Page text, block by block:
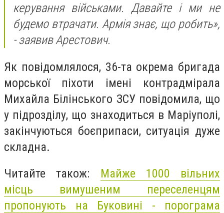
керування військами. Давайте і ми не
будемо втрачати. Армія знає, що робить»,
- заявив Арестович.
Як повідомлялося, 36-та окрема бригада
морської піхоти імені контрадмірала
Михайла Білінського ЗСУ повідомила, що
у підрозділу, що знаходиться в Маріуполі,
закінчуються боєприпаси, ситуація дуже
складна.
Читайте також: Майже 1000 вільних
місць вимушеним переселенцям
пропонують на Буковині - порограма